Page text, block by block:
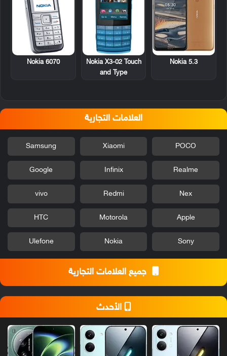
Nokia 5.3
Nokia X3-02 Touch
and Type
Nokia 6070
العلامات التجارية
POCO
Xiaomi
Samsung
Realme
Infinix
Google
Nex
Redmi
vivo
Apple
Motorola
HTC
Sony
Nokia
Ulefone
جميع العلامات التجارية
الأحدث